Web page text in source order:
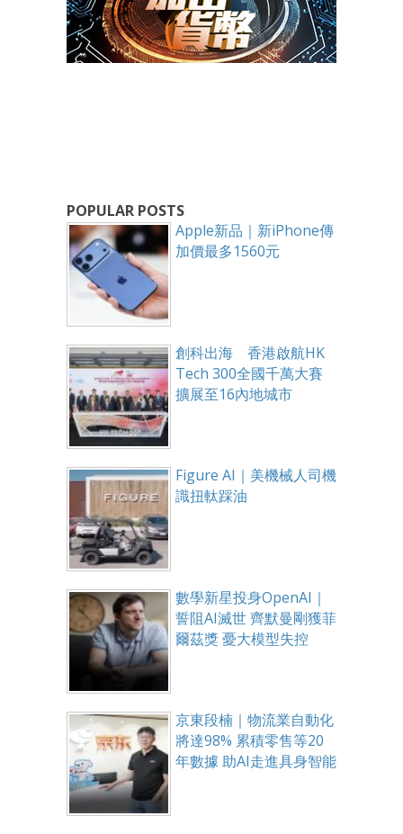
POPULAR POSTS
Apple新品｜新iPhone傳
加價最多1560元
創科出海 香港啟航HK
Tech 300全國千萬大賽
擴展至16內地城市
Figure AI｜美機械人司機
識扭軚踩油
數學新星投身OpenAI｜
誓阻AI滅世 齊默曼剛獲菲
爾茲獎 憂大模型失控
京東段楠｜物流業自動化
將達98% 累積零售等20
年數據 助AI走進具身智能